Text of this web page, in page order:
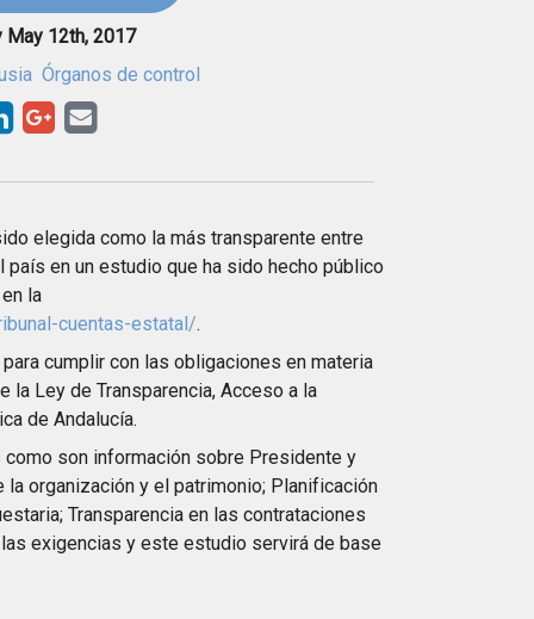
May 12th, 2017
Órganos de control
elegida como la más transparente entre
en un estudio que ha sido hecho público
la
cuentas-estatal/.
cumplir con las obligaciones en materia
Ley de Transparencia, Acceso a la
de Andalucía.
son información sobre Presidente y
organización y el patrimonio; Planificación
Transparencia en las contrataciones
exigencias y este estudio servirá de base